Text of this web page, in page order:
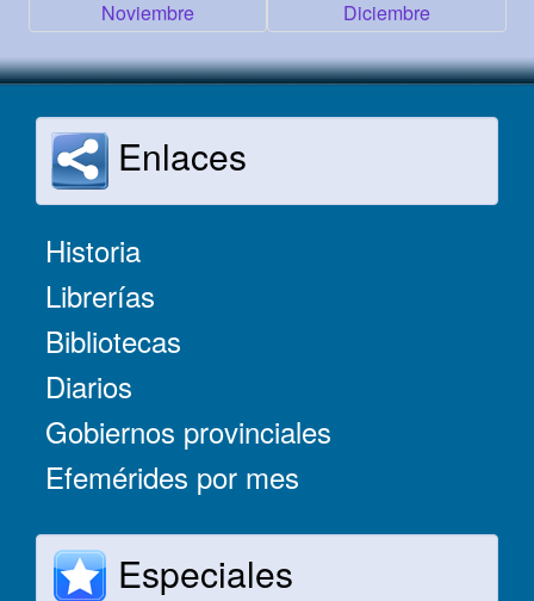
Noviembre Diciembre
Enlaces
Historia
Librerías
Bibliotecas
Diarios
Gobiernos provinciales
Efemérides por mes
Especiales